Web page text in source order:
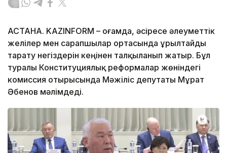
АСТАНА. KAZINFORM – Қоғамда, әсіресе әлеуметтік
желілер мен сарапшылар ортасында Құрылтайды
тарату негіздерін кеңінен талқыланып жатыр. Бұл
туралы Конституциялық реформалар жөніндегі
комиссия отырысында Мәжіліс депутаты Мұрат
Әбенов мәлімдеді.